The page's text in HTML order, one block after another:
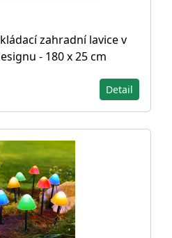
zahradní lavice v
- 180 x 25 cm
Detail